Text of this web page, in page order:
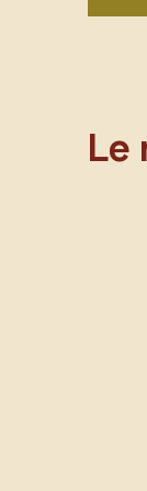
Le